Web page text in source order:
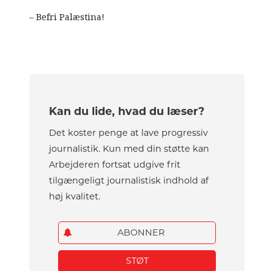
– Befri Palæstina!
Kan du lide, hvad du læser?
Det koster penge at lave progressiv
journalistik. Kun med din støtte kan
Arbejderen fortsat udgive frit
tilgængeligt journalistisk indhold af
høj kvalitet.
ABONNER
STØT